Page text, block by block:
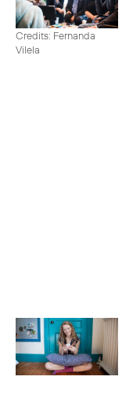
Credits: Fernanda
Vilela